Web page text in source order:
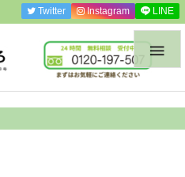

Twitter Instagram LINE